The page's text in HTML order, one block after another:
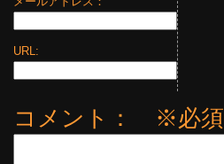
URL:
コメント： ※必須